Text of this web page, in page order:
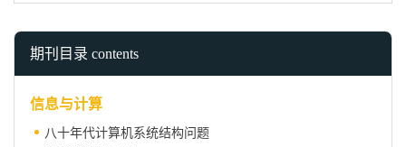
期刊目录 contents
信息与计算
八十年代计算机系统结构问题